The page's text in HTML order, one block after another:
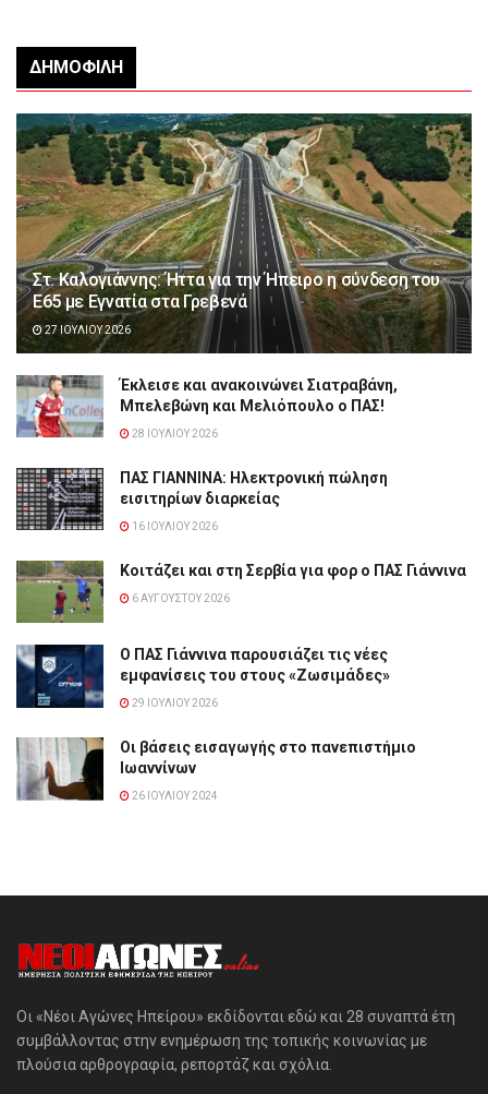
ΔΗΜΟΦΙΛΉ
Στ. Καλογιάννης: Ήττα για την Ήπειρο η σύνδεση του
Ε65 με Εγνατία στα Γρεβενά
27 ΙΟΥΛΊΟΥ 2026
Έκλεισε και ανακοινώνει Σιατραβάνη,
Μπελεβώνη και Μελιόπουλο ο ΠΑΣ!
28 ΙΟΥΛΊΟΥ 2026
ΠΑΣ ΓΙΑΝΝΙΝΑ: Hλεκτρονική πώληση
εισιτηρίων διαρκείας
16 ΙΟΥΛΊΟΥ 2026
Κοιτάζει και στη Σερβία για φορ ο ΠΑΣ Γιάννινα
6 ΑΥΓΟΎΣΤΟΥ 2026
Ο ΠΑΣ Γιάννινα παρουσιάζει τις νέες
εμφανίσεις του στους «Ζωσιμάδες»
29 ΙΟΥΛΊΟΥ 2026
Οι βάσεις εισαγωγής στο πανεπιστήμιο
Ιωαννίνων
26 ΙΟΥΛΊΟΥ 2024
Οι «Νέοι Αγώνες Ηπείρου» εκδίδονται εδώ και 28 συναπτά έτη
συμβάλλοντας στην ενημέρωση της τοπικής κοινωνίας με
πλούσια αρθρογραφία, ρεπορτάζ και σχόλια.